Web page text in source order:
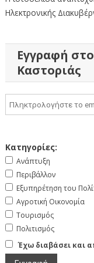
Ηλεκτρονικής
Εγγραφή
Καστοριάς
Κατηγορίες:
Ανάπτυξη
Περιβάλλον
Εξυπηρέτηση του
Αγροτική Οικονομία
Τουρισμός
Πολιτισμός
Έχω διαβάσει και